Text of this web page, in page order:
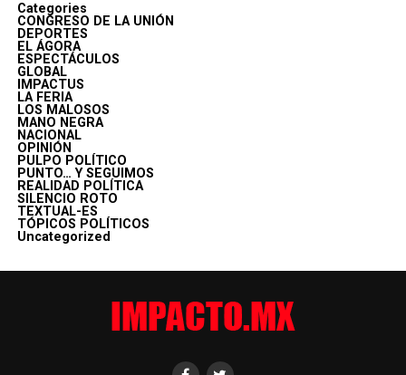
Categories
CONGRESO DE LA UNIÓN
DEPORTES
EL ÁGORA
ESPECTÁCULOS
GLOBAL
IMPACTUS
LA FERIA
LOS MALOSOS
MANO NEGRA
NACIONAL
OPINIÓN
PULPO POLÍTICO
PUNTO… Y SEGUIMOS
REALIDAD POLÍTICA
SILENCIO ROTO
TEXTUAL-ES
TÓPICOS POLÍTICOS
Uncategorized